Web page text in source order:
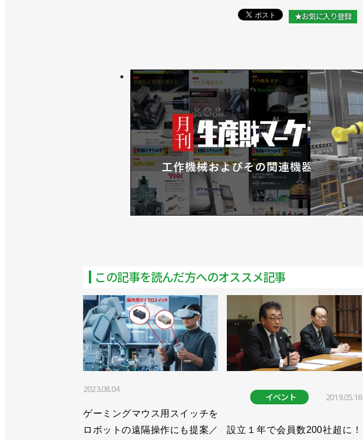
★お気に入り登録
この記事を読んだ方へのオススメ記事
2023.08.04
ゲーミングマウス用スイッチを
ロボットの遠隔操作にも提案／
イベント 2019.05.16
設立１年で会員数200社超に！